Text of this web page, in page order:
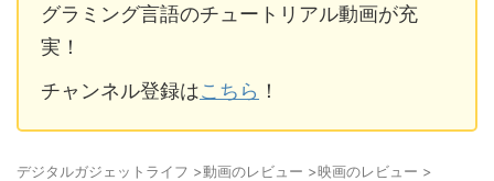
グラミング言語のチュートリアル動画が充
実！
チャンネル登録はこちら ！
デジタルガジェットライフ >動画のレビュー >映画のレビュー >